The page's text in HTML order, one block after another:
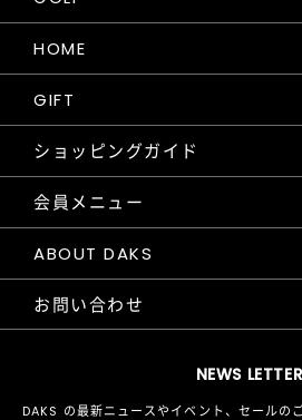
NEWS LETTER
DAKS の最新ニュースやイベント、セールの
HOME
GIFT
ショッピングガイド
会員メニュー
ABOUT DAKS
お問い合わせ